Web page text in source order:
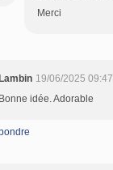
Merci
Lambin 19/06/2025 09:47
Bonne idée. Adorable